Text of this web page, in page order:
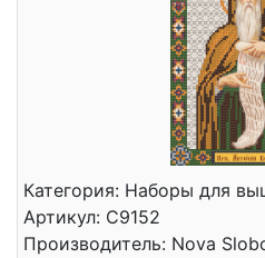
Категория: Наборы для
Артикул: С9152
Производитель: Nova